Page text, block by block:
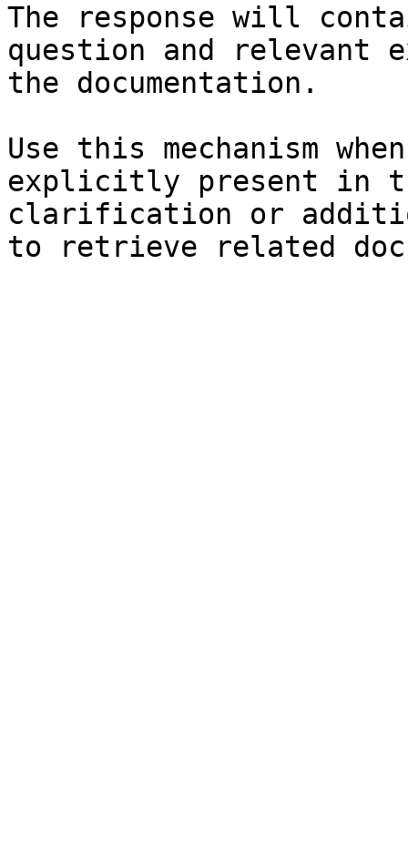
The response will
question and relevant
the documentation.
Use this mechanism
explicitly present in
clarification or